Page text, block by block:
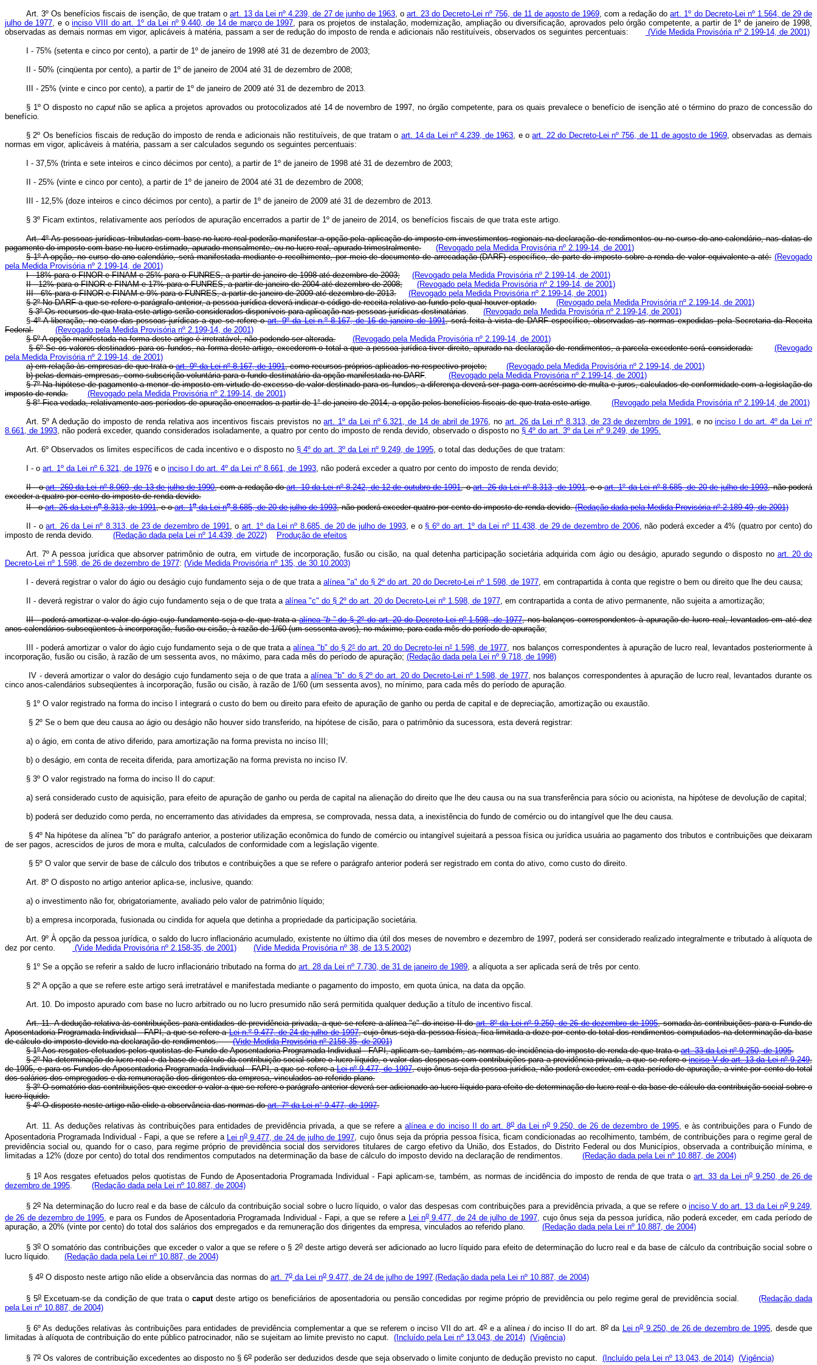
Art. 3º Os benefícios fiscais de isenção, de que tratam o art. 13 da Lei nº 4.239, de 27 de junho de 1963, oart. 23 do Decreto-Lei nº 756, de 11 de agosto de 1969, com a redação doart. 1º do Decreto-Lei nº 1.564, de 29 de
julho de 1977 , e oinciso VIII do art. 1º da Lei nº 9.440, de 14 de março de 1997 , para os projetos de instalação, modernização, ampliação ou diversificação, aprovados pelo órgão competente, a partir de 1º de janeiro de 1998,
observadas as demais normas em vigor, aplicáveis à matéria, passam a ser de redução do imposto de renda e adicionais não restituíveis, observados os seguintes percentuais:
(Vide Medida Provisória nº 2.199-14, de 2001)
I - 75% (setenta e cinco por cento), a partir de 1º de janeiro de 1998 até 31 de dezembro de 2003;
II - 50% (cinqüenta por cento), a partir de 1º de janeiro de 2004 até 31 de dezembro de 2008;
III - 25% (vinte e cinco por cento), a partir de 1º de janeiro de 2009 até 31 de dezembro de 2013.
§ 1º O disposto no caputnão se aplica a projetos aprovados ou protocolizados até 14 de novembro de 1997, no órgão competente, para os quais prevalece o benefício de isenção até o término do prazo de concessão do
benefício.
§ 2º Os benefícios fiscais de redução do imposto de renda e adicionais não restituíveis, de que tratam o art. 14 da Lei nº 4.239, de 1963 , e oart. 22 do Decreto-Lei nº 756, de 11 de agosto de 1969, observadas as demais
normas em vigor, aplicáveis à matéria, passam a ser calculados segundo os seguintes percentuais:
I - 37,5% (trinta e sete inteiros e cinco décimos por cento), a partir de 1º de janeiro de 1998 até 31 de dezembro de 2003;
II - 25% (vinte e cinco por cento), a partir de 1º de janeiro de 2004 até 31 de dezembro de 2008;
III - 12,5% (doze inteiros e cinco décimos por cento), a partir de 1º de janeiro de 2009 até 31 de dezembro de 2013.
§ 3º Ficam extintos, relativamente aos períodos de apuração encerrados a partir de 1º de janeiro de 2014, os benefícios fiscais de que trata este artigo.
Art. 4º As pessoas jurídicas tributadas com base no lucro real poderão manifestar a opção pela aplicação do imposto em investimentos regionais na declaração de rendimentos ou no curso do ano-calendário, nas datas de
pagamento do imposto com base no lucro estimado, apurado mensalmente, ou no lucro real, apurado trimestralmente.
(Revogado pela Medida Provisória nº 2.199-14, de 2001)
§ 1º A opção, no curso do ano-calendário, será manifestada mediante o recolhimento, por meio de documento de arrecadação (DARF) específico, de parte do imposto sobre a renda de valor equivalente a até: (Revogado
pela Medida Provisória nº 2.199-14, de 2001)
I - 18% para o FINOR e FINAM e 25% para o FUNRES, a partir de janeiro de 1998 até dezembro de 2003;
(Revogado pela Medida Provisória nº 2.199-14, de 2001)
II - 12% para o FINOR e FINAM e 17% para o FUNRES, a partir de janeiro de 2004 até dezembro de 2008;
(Revogado pela Medida Provisória nº 2.199-14, de 2001)
III - 6% para o FINOR e FINAM e 9% para o FUNRES, a partir de janeiro de 2009 até dezembro de 2013.
(Revogado pela Medida Provisória nº 2.199-14, de 2001)
§ 2º No DARF a que se refere o parágrafo anterior, a pessoa jurídica deverá indicar o código de receita relativo ao fundo pelo qual houver optado.
(Revogado pela Medida Provisória nº 2.199-14, de 2001)
§ 3º Os recursos de que trata este artigo serão considerados disponíveis para aplicação nas pessoas jurídicas destinatárias
(Revogado pela Medida Provisória nº 2.199-14, de 2001)
§4º A liberação, no caso das pessoas jurídicas a que se refere oart. 9º da Lei n.º 8.167, de 16 de janeiro de 1991, será feita à vista de DARF específico, observadas as normas expedidas pela Secretaria da Receita
Federal.
(Revogado pela Medida Provisória nº 2.199-14, de 2001)
§ 5º A opção manifestada na forma deste artigo é irretratável, não podendo ser alterada.
(Revogado pela Medida Provisória nº 2.199-14, de 2001)
§ 6º Se os valores destinados para os fundos, na forma deste artigo, excederem o total a que a pessoa jurídica tiver direito, apurado na declaração de rendimentos, a parcela excedente será considerada:
(Revogado
pela Medida Provisória nº 2.199-14, de 2001)
a) em relação às empresas de que trata oart. 9º da Lei nº 8.167, de 1991, como recursos próprios aplicados no respectivo projeto;
(Revogado pela Medida Provisória nº 2.199-14, de 2001)
b) pelas demais empresas, como subscrição voluntária para o fundo destinatário da opção manifestada no DARF.
(Revogado pela Medida Provisória nº 2.199-14, de 2001)
§ 7º Na hipótese de pagamento a menor de imposto em virtude de excesso de valor destinado para os fundos, a diferença deverá ser paga com acréscimo de multa e juros, calculados de conformidade com a legislação do
imposto de renda.
(Revogado pela Medida Provisória nº 2.199-14, de 2001)
§ 8° Fica vedada, relativamente aos períodos de apuração encerrados a partir de 1° de janeiro de 2014, a opção pelos benefícios fiscais de que trata este artigo
(Revogado pela Medida Provisória nº 2.199-14, de 2001)
Art. 5º A dedução do imposto de renda relativa aos incentivos fiscais previstos noart. 1º da Lei nº 6.321, de 14 de abril de 1976 , no art. 26 da Lei nº 8.313, de 23 de dezembro de 1991 , e noinciso I do art. 4º da Lei nº
8.661, de 1993 , não poderá exceder, quando considerados isoladamente, a quatro por cento do imposto de renda devido, observado o disposto no § 4º do art. 3º da Lei nº 9.249, de 1995.
Art. 6º Observados os limites específicos de cada incentivo e o disposto no § 4º do art. 3º da Lei nº 9.249, de 1995 , o total das deduções de que tratam:
I - o art. 1º da Lei nº 6.321, de 1976 e o inciso I do art. 4º da Lei nº 8.661, de 1993 , não poderá exceder a quatro por cento do imposto de renda devido;
II - oart. 260 da Lei nº 8.069, de 13 de julho de 1990, com a redação doart. 10 da Lei nº 8.242, de 12 de outubro de 1991, oart. 26 da Lei nº 8.313, de 1991,e oart. 1º da Lei nº 8.685, de 20 de julho de 1993, não poderá
exceder a quatro por cento do imposto de renda devido.
II - oart. 26 da Lei no8.313, de 1991, e oart. 1oda Lei no8.685, de 20 de julho de 1993, não poderá exceder quatro por cento do imposto de renda devido.(Redação dada pela Medida Provisória nº 2.189-49, de 2001)
II - oart. 26 da Lei nº 8.313, de 23 de dezembro de 1991, o art. 1º da Lei nº 8.685, de 20 de julho de 1993, e o § 6º do art. 1º da Lei nº 11.438, de 29 de dezembro de 2006, não poderá exceder a 4% (quatro por cento) do
imposto de renda devido. (Redação dada pela Lei nº 14.439, de 2022) Produção de efeitos
Art. 7º A pessoa jurídica que absorver patrimônio de outra, em virtude de incorporação, fusão ou cisão, na qual detenha participação societária adquirida com ágio ou deságio, apurado segundo o disposto no art. 20 do
Decreto-Lei nº 1.598, de 26 de dezembro de 1977: (Vide Medida Provisória nº 135, de 30.10.2003)
I - deverá registrar o valor do ágio ou deságio cujo fundamento seja o de que trata a alínea "a" do § 2º do art. 20 do Decreto-Lei nº 1.598, de 1977, em contrapartida à conta que registre o bem ou direito que lhe deu causa;
II - deverá registrar o valor do ágio cujo fundamento seja o de que trata a alínea "c" do § 2º do art. 20 do Decreto-Lei nº 1.598, de 1977, em contrapartida a conta de ativo permanente, não sujeita a amortização;
III - poderá amortizar o valor do ágio cujo fundamento seja o de que trata aalínea “b” do § 2º do art. 20 do Decreto-Lei nº 1.598, de 1977, nos balanços correspondentes à apuração de lucro real, levantados em até dez
anos-calendários subseqüentes à incorporação, fusão ou cisão, à razão de 1/60 (um sessenta avos), no máximo, para cada mês do período de apuração;
III - poderá amortizar o valor do ágio cujo fundamento seja o de que trata aalínea "b" do § 2° do art. 20 do Decreto-lei n°1.598, de 1977, nos balanços correspondentes à apuração de lucro real, levantados posteriormente à
incorporação, fusão ou cisão, à razão de um sessenta avos, no máximo, para cada mês do período de apuração; (Redação dada pela Lei nº 9.718, de 1998)
IV - deverá amortizar o valor do deságio cujo fundamento seja o de que trata a alínea "b" do § 2º do art. 20 do Decreto-Lei nº 1.598, de 1977, nos balanços correspondentes à apuração de lucro real, levantados durante os
cinco anos-calendários subseqüentes à incorporação, fusão ou cisão, à razão de 1/60 (um sessenta avos), no mínimo, para cada mês do período de apuração.
§ 1º O valor registrado na forma do inciso I integrará o custo do bem ou direito para efeito de apuração de ganho ou perda de capital e de depreciação, amortização ou exaustão.
§ 2º Se o bem que deu causa ao ágio ou deságio não houver sido transferido, na hipótese de cisão, para o patrimônio da sucessora, esta deverá registrar:
a) o ágio, em conta de ativo diferido, para amortização na forma prevista no inciso III;
b) o deságio, em conta de receita diferida, para amortização na forma prevista no inciso IV.
§ 3º O valor registrado na forma do inciso II do caput:
a) será considerado custo de aquisição, para efeito de apuração de ganho ou perda de capital na alienação do direito que lhe deu causa ou na sua transferência para sócio ou acionista, na hipótese de devolução de capital;
b) poderá ser deduzido como perda, no encerramento das atividades da empresa, se comprovada, nessa data, a inexistência do fundo de comércio ou do intangível que lhe deu causa.
§ 4º Na hipótese da alínea "b" do parágrafo anterior, a posterior utilização econômica do fundo de comércio ou intangível sujeitará a pessoa física ou jurídica usuária ao pagamento dos tributos e contribuições que deixaram
de ser pagos, acrescidos de juros de mora e multa, calculados de conformidade com a legislação vigente.
§ 5º O valor que servir de base de cálculo dos tributos e contribuições a que se refere o parágrafo anterior poderá ser registrado em conta do ativo, como custo do direito.
Art. 8º O disposto no artigo anterior aplica-se, inclusive, quando:
a) o investimento não for, obrigatoriamente, avaliado pelo valor de patrimônio líquido;
b) a empresa incorporada, fusionada ou cindida for aquela que detinha a propriedade da participação societária.
Art. 9º À opção da pessoa jurídica, o saldo do lucro inflacionário acumulado, existente no último dia útil dos meses de novembro e dezembro de 1997, poderá ser considerado realizado integralmente e tributado à alíquota de
dez por cento.
(Vide Medida Provisória nº 2.158-35, de 2001) (Vide Medida Provisória nº 38, de 13.5.2002)
§ 1º Se a opção se referir a saldo de lucro inflacionário tributado na forma do art. 28 da Lei nº 7.730, de 31 de janeiro de 1989, a alíquota a ser aplicada será de três por cento.
§ 2º A opção a que se refere este artigo será irretratável e manifestada mediante o pagamento do imposto, em quota única, na data da opção.
Art. 10. Do imposto apurado com base no lucro arbitrado ou no lucro presumido não será permitida qualquer dedução a título de incentivo fiscal.
Art. 11. A dedução relativa às contribuições para entidades de previdência privada, a que se refere a alínea "e" do inciso II doart. 8º da Lei nº 9.250, de 26 de dezembro de 1995, somada às contribuições para o Fundo de
Aposentadoria Programada Individual - FAPI, a que se refere aLei n.º 9.477, de 24 de julho de 1997, cujo ônus seja da pessoa física, fica limitada a doze por cento do total dos rendimentos computados na determinação da base
de cálculo do imposto devido na declaração de rendimentos.(Vide Medida Provisória nº 2158-35, de 2001)
§ 1º Aos resgates efetuados pelos quotistas de Fundo de Aposentadoria Programada Individual - FAPI, aplicam-se, também, as normas de incidência do imposto de renda de que trata oart. 33 da Lei nº 9.250, de 1995.
§ 2º Na determinação do lucro real e da base de cálculo da contribuição social sobre o lucro líquido, o valor das despesas com contribuições para a previdência privada, a que se refere oinciso V do art. 13 da Lei nº 9.249,
de 1995, e para os Fundos de Aposentadoria Programada Individual - FAPI, a que se refere aLei nº 9.477, de 1997, cujo ônus seja da pessoa jurídica, não poderá exceder, em cada período de apuração, a vinte por cento do total
dos salários dos empregados e da remuneração dos dirigentes da empresa, vinculados ao referido plano.
§ 3º O somatório das contribuições que exceder o valor a que se refere o parágrafo anterior deverá ser adicionado ao lucro líquido para efeito de determinação do lucro real e da base de cálculo da contribuição social sobre o
lucro líquido.
§ 4º O disposto neste artigo não elide a observância das normas doart. 7º da Lei n° 9.477, de 1997.
Art. 11. As deduções relativas às contribuições para entidades de previdência privada, a que se refere aalíneaedo inciso II do art. 8oda Lei no9.250, de 26 de dezembro de 1995, e às contribuições para o Fundo de
Aposentadoria Programada Individual - Fapi, a que se refere a Lei no9.477, de 24 de julho de 1997, cujo ônus seja da própria pessoa física, ficam condicionadas ao recolhimento, também, de contribuições para o regime geral de
previdência social ou, quando for o caso, para regime próprio de previdência social dos servidores titulares de cargo efetivo da União, dos Estados, do Distrito Federal ou dos Municípios, observada a contribuição mínima, e
limitadas a 12% (doze por cento) do total dos rendimentos computados na determinação da base de cálculo do imposto devido na declaração de rendimentos. (Redação dada pela Lei nº 10.887, de 2004)
§ 1oAos resgates efetuados pelos quotistas de Fundo de Aposentadoria Programada Individual - Fapi aplicam-se, também, as normas de incidência do imposto de renda de que trata oart. 33 da Lei no9.250, de 26 de
dezembro de 1995. (Redação dada pela Lei nº 10.887, de 2004)
§ 2oNa determinação do lucro real e da base de cálculo da contribuição social sobre o lucro líquido, o valor das despesas com contribuições para a previdência privada, a que se refere o inciso V do art. 13 da Lei no9.249,
de 26 de dezembro de 1995 , e para os Fundos de Aposentadoria Programada Individual - Fapi, a que se refere a Lei no9.477, de 24 de julho de 1997, cujo ônus seja da pessoa jurídica, não poderá exceder, em cada período de
apuração, a 20% (vinte por cento) do total dos salários dos empregados e da remuneração dos dirigentes da empresa, vinculados ao referido plano. (Redação dada pela Lei nº 10.887, de 2004)
§ 3oO somatório das contribuições que exceder o valor a que se refere o § 2odeste artigo deverá ser adicionado ao lucro líquido para efeito de determinação do lucro real e da base de cálculo da contribuição social sobre o
lucro líquido. (Redação dada pela Lei nº 10.887, de 2004)
§ 4o O disposto neste artigo não elide a observância das normas do art. 7o da Lei no 9.477, de 24 de julho de 1997.(Redação dada pela Lei nº 10.887, de 2004)
§ 5oExcetuam-se da condição de que trata ocaputdeste artigo os beneficiários de aposentadoria ou pensão concedidas por regime próprio de previdência ou pelo regime geral de previdência social.(Redação dada
pela Lei nº 10.887, de 2004)
§ 6º As deduções relativas às contribuições para entidades de previdência complementar a que se referem o inciso VII do art. 4oe a alíneai do inciso II do art. 8oda Lei no9.250, de 26 de dezembro de 1995, desde que
limitadas à alíquota de contribuição do ente público patrocinador, não se sujeitam ao limite previsto no caput. (Incluído pela Lei nº 13.043, de 2014) (Vigência)
§ 7o Os valores de contribuição excedentes ao disposto no § 6o poderão ser deduzidos desde que seja observado o limite conjunto de dedução previsto no caput. (Incluído pela Lei nº 13.043, de 2014) (Vigência)